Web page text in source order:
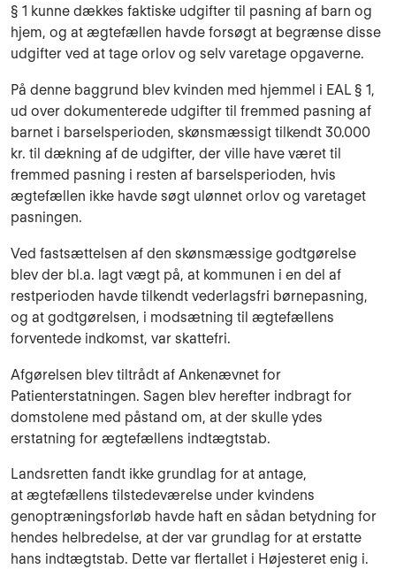
§ 1 kunne dækkes faktiske udgifter til pasning af barn og
hjem, og at ægtefællen havde forsøgt at be­grænse disse
udgifter ved at tage orlov og selv varetage opga­verne.
På denne baggrund blev kvinden med hjemmel i EAL § 1,
ud over do­kumenterede udgifter til fremmed pasning af
barnet i barselsperioden, skønsmæssigt til­kendt 30.000
kr. til dækning af de udgifter, der ville have været til
fremmed pasning i resten af barselsperioden, hvis
ægtefællen ikke havde søgt ulønnet orlov og varetaget
pasningen.
Ved fastsættelsen af den skønsmæssige godtgørelse
blev der bl.a. lagt vægt på, at kommunen i en del af
restperioden havde tilkendt vederlagsfri børne­pasning,
og at godtgø­relsen, i modsætning til ægtefællens
forventede indkomst, var skattefri.
Afgørelsen blev tiltrådt af Ankenævnet for
Patienterstatningen. Sagen blev herefter indbragt for
domstolene med påstand om, at der skulle ydes
erstatning for ægtefællens indtægtstab.
Landsretten fandt ikke grundlag for at antage,
at ægtefællens tilstedeværelse under kvindens
genoptræningsforløb havde haft en sådan betydning for
hendes helbredelse, at der var grundlag for at erstatte
hans indtægtstab. Dette var flertallet i Højesteret enig i.